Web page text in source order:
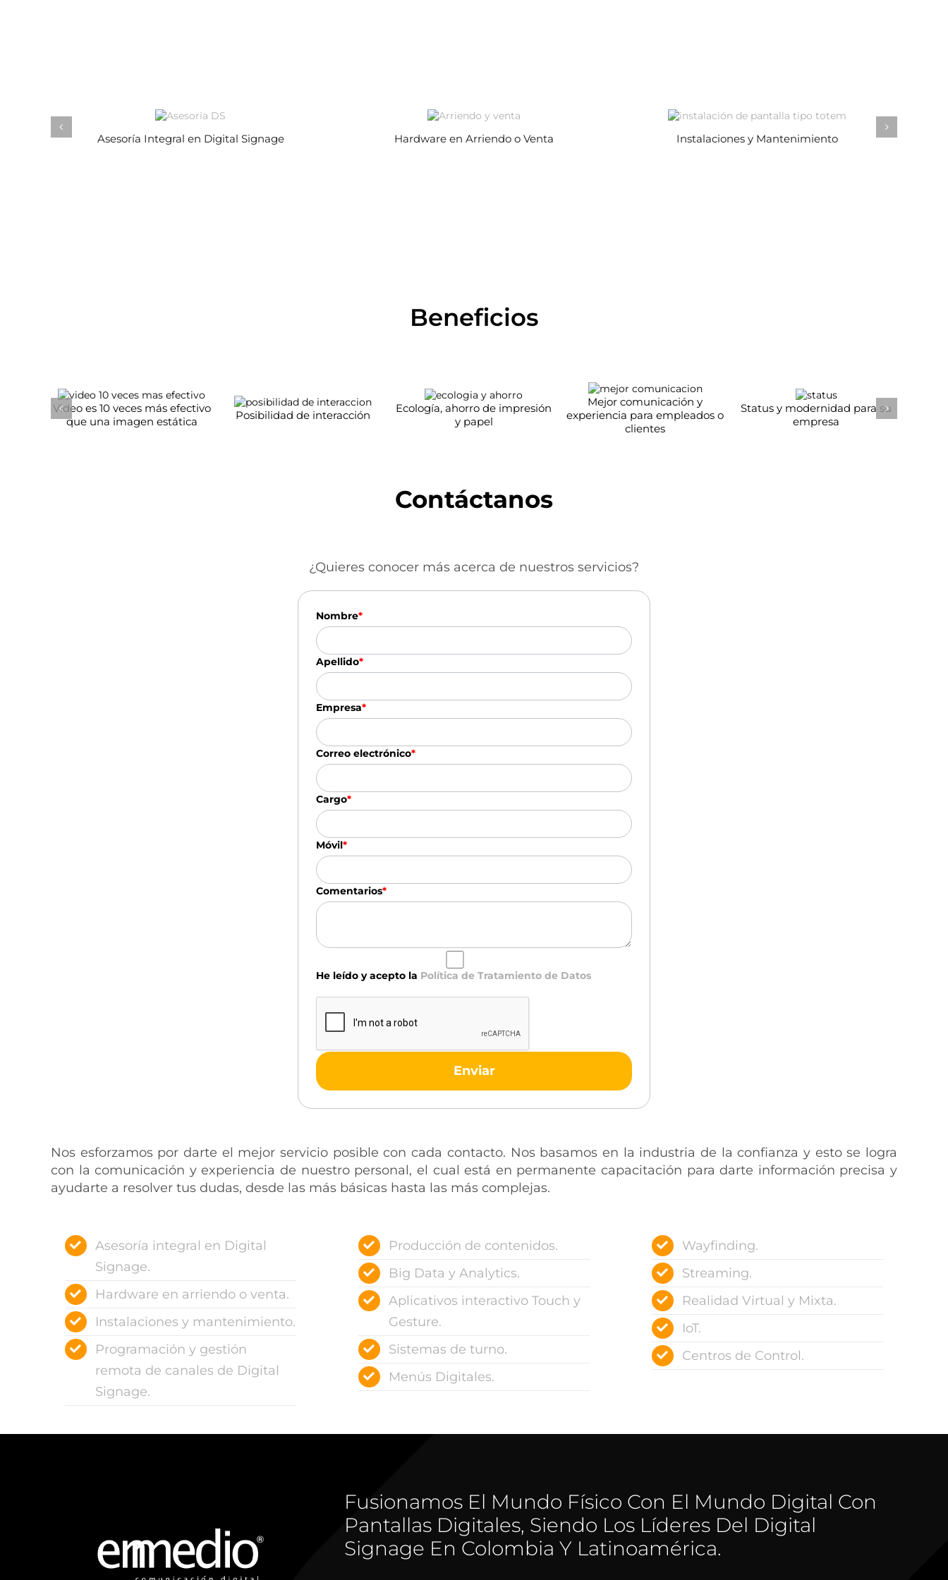
Asesoría Integral en Digital Signage Hardware en Arriendo o Venta Instalaciones y Mantenimiento
Beneficios
Video es 10 veces más efectivo
que una imagen estática
Posibilidad de interacción
Ecología, ahorro de impresión
y papel
Mejor comunicación y
experiencia para empleados o
clientes
Status y modernidad para su
empresa
Contáctanos
¿Quieres conocer más acerca de nuestros servicios?
Nombre*
Apellido*
Empresa*
Correo electrónico*
Cargo*
Móvil*
Comentarios*
He leído y acepto la Política de Tratamiento de Datos
Enviar
Nos esforzamos por darte el mejor servicio posible con cada contacto. Nos basamos en la industria de la confianza y esto se logra
con la comunicación y experiencia de nuestro personal, el cual está en permanente capacitación para darte información precisa y
ayudarte a resolver tus dudas, desde las más básicas hasta las más complejas.
Asesoría integral en Digital
Signage.
Hardware en arriendo o venta.
Instalaciones y mantenimiento.
Programación y gestión
remota de canales de Digital
Signage.
Producción de contenidos.
Big Data y Analytics.
Aplicativos interactivo Touch y
Gesture.
Sistemas de turno.
Menús Digitales.
Wayfinding.
Streaming.
Realidad Virtual y Mixta.
IoT.
Centros de Control.
Fusionamos El Mundo Físico Con El Mundo Digital Con
Pantallas Digitales, Siendo Los Líderes Del Digital
Signage En Colombia Y Latinoamérica.